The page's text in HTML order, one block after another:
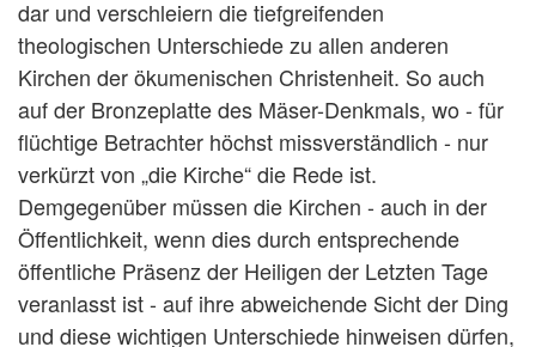
dar und verschleiern die tiefgreifenden
theologischen Unterschiede zu allen anderen
Kirchen der ökumenischen Christenheit. So auch
auf der Bronzeplatte des Mäser-Denkmals, wo - für
flüchtige Betrachter höchst missverständlich - nur
verkürzt von „die Kirche“ die Rede ist.
Demgegenüber müssen die Kirchen - auch in der
Öffentlichkeit, wenn dies durch entsprechende
öffentliche Präsenz der Heiligen der Letzten Tage
veranlasst ist - auf ihre abweichende Sicht der Ding
und diese wichtigen Unterschiede hinweisen dürfen,